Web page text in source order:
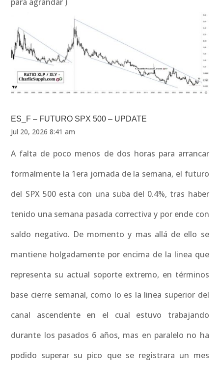
ES_F – FUTURO SPX 500 – UPDATE
Jul 20, 2026 8:41 am
A falta de poco menos de dos horas para arrancar
formalmente la 1era jornada de la semana, el futuro
del SPX 500 esta con una suba del 0.4%, tras haber
tenido una semana pasada correctiva y por ende con
saldo negativo. De momento y mas allá de ello se
mantiene holgadamente por encima de la linea que
representa su actual soporte extremo, en términos
base cierre semanal, como lo es la linea superior del
canal ascendente en el cual estuvo trabajando
durante los pasados 6 años, mas en paralelo no ha
podido superar su pico que se registrara un mes